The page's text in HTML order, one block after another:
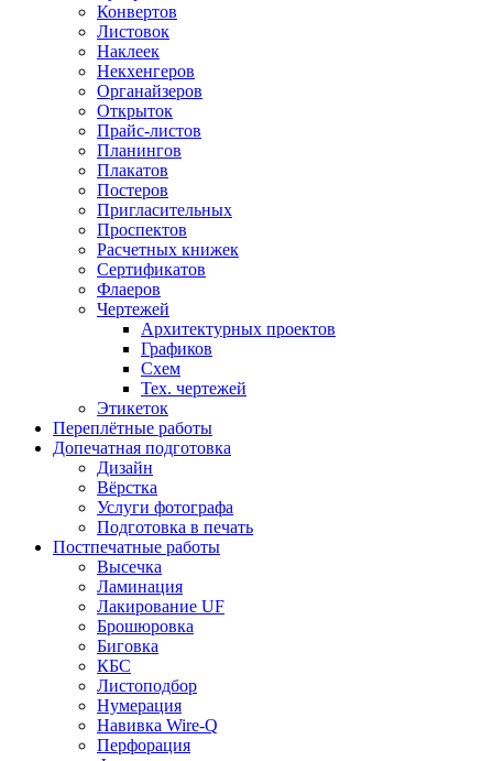
Конвертов
Листовок
Наклеек
Некхенгеров
Органайзеров
Открыток
Прайс-листов
Планингов
Плакатов
Постеров
Пригласительных
Проспектов
Расчетных книжек
Сертификатов
Флаеров
Чертежей
Архитектурных проектов
Графиков
Схем
Тех. чертежей
Этикеток
Переплётные работы
Допечатная подготовка
Дизайн
Вёрстка
Услуги фотографа
Подготовка в печать
Постпечатные работы
Высечка
Ламинация
Лакирование UF
Брошюровка
Биговка
КБС
Листоподбор
Нумерация
Навивка Wire-Q
Перфорация